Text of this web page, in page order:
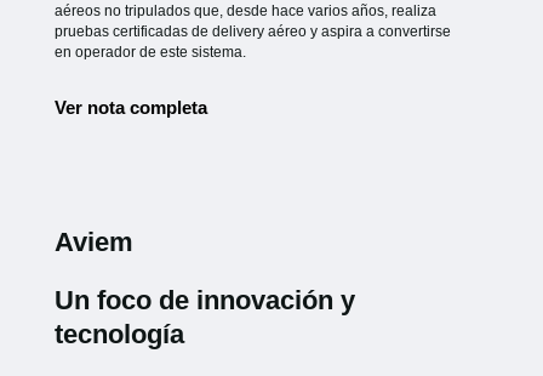
aéreos no tripulados que, desde hace varios años, realiza
pruebas certificadas de delivery aéreo y aspira a convertirse
en operador de este sistema.
Ver nota completa
Aviem
Un foco de innovación y
tecnología